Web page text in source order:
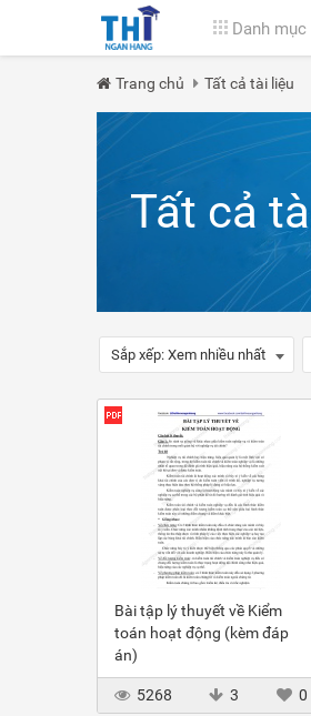
Danh mục
Trang chủ Tất cả tài liệu
Tất cả
Sắp xếp: Xem nhiều nhất
Bài tập lý thuyết về Kiểm
toán hoạt động (kèm đáp
án)
5268 3 0